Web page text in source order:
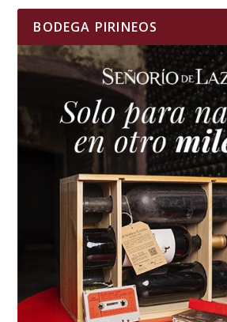
BODEGA PIRINEOS